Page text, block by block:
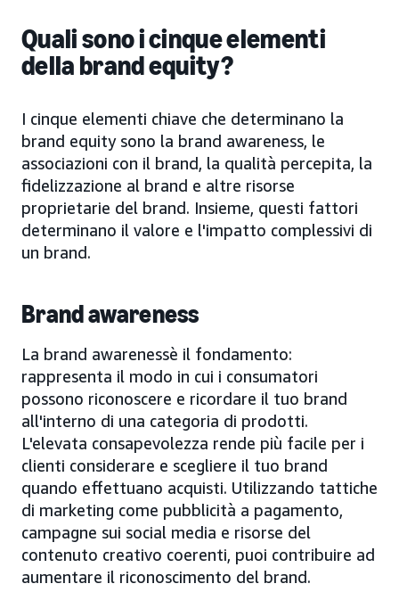
Quali sono i cinque elementi
della brand equity?
I cinque elementi chiave che determinano la
brand equity sono la brand awareness, le
associazioni con il brand, la qualità percepita, la
fidelizzazione al brand e altre risorse
proprietarie del brand. Insieme, questi fattori
determinano il valore e l'impatto complessivi di
un brand.
Brand awareness
La brand awarenessè il fondamento:
rappresenta il modo in cui i consumatori
possono riconoscere e ricordare il tuo brand
all'interno di una categoria di prodotti.
L'elevata consapevolezza rende più facile per i
clienti considerare e scegliere il tuo brand
quando effettuano acquisti. Utilizzando tattiche
di marketing come pubblicità a pagamento,
campagne sui social media e risorse del
contenuto creativo coerenti, puoi contribuire ad
aumentare il riconoscimento del brand.